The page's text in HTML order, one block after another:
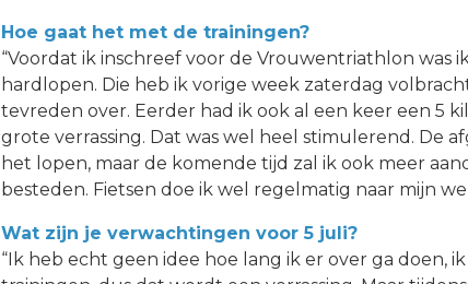
Hoe gaat het met de trainingen?
“Voordat ik inschreef voor de Vrouwentriathlon was
hardlopen. Die heb ik vorige week zaterdag
tevreden over. Eerder had ik ook al een keer een 5
grote verrassing. Dat was wel heel stimulerend. De
het lopen, maar de komende tijd zal ik ook meer
besteden. Fietsen doe ik wel regelmatig naar mijn
Wat zijn je verwachtingen voor 5 juli?
“Ik heb echt geen idee hoe lang ik er over ga doen,